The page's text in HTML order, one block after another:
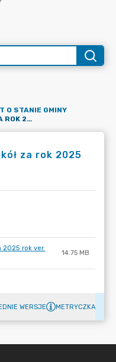
O STANIE GMINY
RAPORT O STANIE GMINY KIKÓŁ ZA ROK 2025
za rok 2025
2025 rok ver.
14.75 MB
WERSJE METRYCZKA